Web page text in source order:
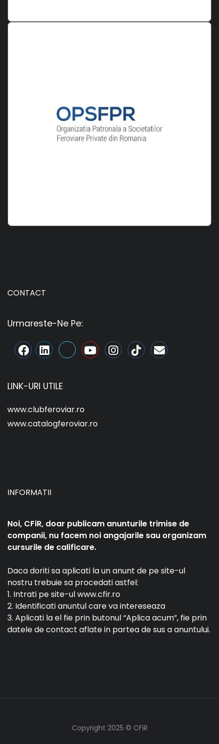
CONTACT
Urmareste-Ne Pe:
LINK-URI UTILE
www.clubferoviar.ro
www.catalogferoviar.ro
INFORMATII
Noi, CFiR, doar publicam anunturile trimise de
companii, nu facem noi angajarile sau organizam
cursurile de calificare.
Daca doriti sa aplicati la un anunt de pe site-ul
nostru trebuie sa procedati astfel:
1. Intrati pe site-ul www.cfir.ro
2. Identificati anuntul care va intereseaza
3. Aplicati la el fie prin butonul “Aplica acum”, fie prin
datele de contact aflate in partea de sus a anuntului.
Copyright 2025 © CFiR